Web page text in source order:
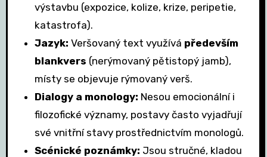
výstavbu (expozice, kolize, krize, peripetie,
katastrofa).
Jazyk: Veršovaný text využívá především
blankvers (nerýmovaný pětistopý jamb),
místy se objevuje rýmovaný verš.
Dialogy a monology: Nesou emocionální i
filozofické významy, postavy často vyjadřují
své vnitřní stavy prostřednictvím monologů.
Scénické poznámky: Jsou stručné, kladou